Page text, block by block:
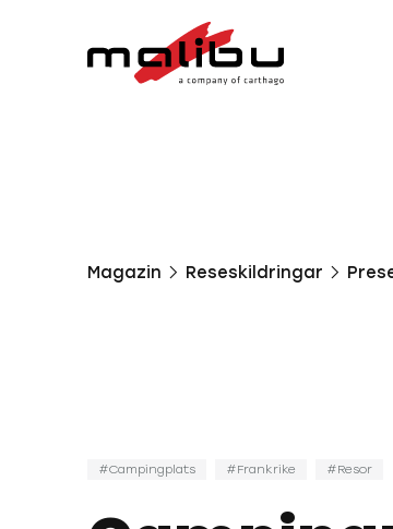
Magazin Reseskildringar
Campingplats Frankrike Resor